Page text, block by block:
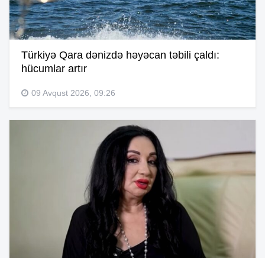
Türkiyə Qara dənizdə həyəcan təbili çaldı:
hücumlar artır
09 Avqust 2026, 09:26